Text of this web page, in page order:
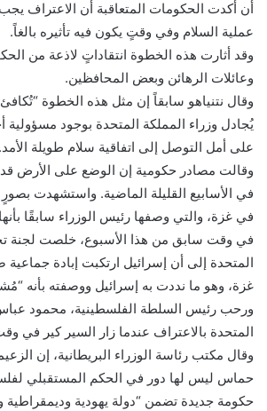
أن أكدت الحكومات المتعاقبة أن الاعتراف
عملية السلام وفي وقتٍ يكون فيه تأثيره بالغاً.
وقد أثارت هذه الخطوة انتقاداتٍ لاذعة من
وعائلات الرهائن وبعض المحافظين.
وقال نتنياهو سابقاً إن مثل هذه الخطوة
يُجادل وزراء المملكة المتحدة بوجود مسؤولية
على أمل التوصل إلى اتفاقية سلام طويلة الأمد.
وقالت مصادر حكومية إن الوضع على الأرض
في الأسابيع القليلة الماضية. واستشهدت
في غزة، والتي وصفها رئيس الوزراء سابقًا
في وقت سابق من هذا الأسبوع، خلصت لجنة
المتحدة إلى أن إسرائيل ارتكبت إبادة
غزة، وهو ما نددت به إسرائيل ووصفته بأنه
ورحب رئيس السلطة الفلسطينية، محمود
المتحدة بالاعتراف عندما زار السير كير في
وقال مكتب رئاسة الوزراء البريطانية، إن
حماس ليس لها دور في الحكم المستقبلي
حكومة جديدة تضمن “دولة يهودية وديمقراطية